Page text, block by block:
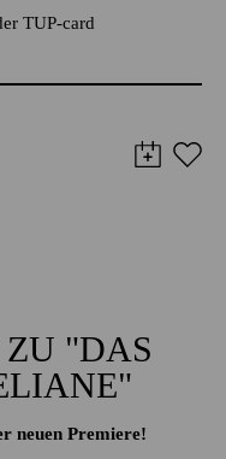
TUP-card
ZU "DAS
neuen Premiere!